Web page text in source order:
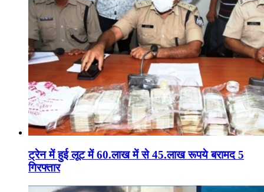
ट्रेन में हुई लूट में 60.लाख में से 45.लाख रूपये बरामद 5
गिरफ्तार